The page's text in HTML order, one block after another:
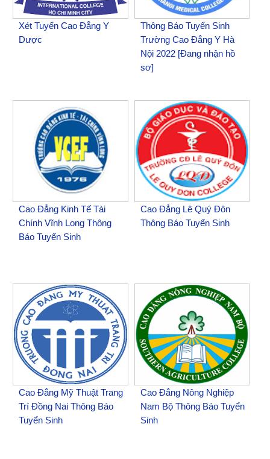
Xét Tuyển Cao Đẳng Y
Dược
Thông Báo Tuyển Sinh
Trường Cao Đẳng Y Hà
Nội 2022 [Đang nhận hồ
sơ]
Cao Đẳng Kinh Tế Tài
Chính Vĩnh Long Thông
Báo Tuyển Sinh
Cao Đẳng Lê Quý Đôn
Thông Báo Tuyển Sinh
Cao Đẳng Mỹ Thuật Trang
Trí Đồng Nai Thông Báo
Tuyển Sinh
Cao Đẳng Nông Nghiệp
Nam Bộ Thông Báo Tuyển
Sinh